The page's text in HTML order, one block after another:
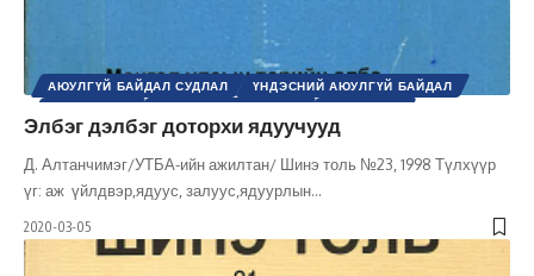
АЮУЛГҮЙ БАЙДАЛ СУДЛАЛ
ҮНДЭСНИЙ АЮУЛГҮЙ БАЙДАЛ
ШИНЭ ТОЛЬ СЭТГҮҮЛ
ЭДИЙН ЗАСАГ ЭРХ, ЭРХ ЧӨЛӨӨ
Элбэг дэлбэг доторхи ядуучууд
Д. Алтанчимэг/УТБА-ийн ажилтан/ Шинэ толь №23, 1998 Түлхүүр
үг: аж үйлдвэр,ядуус, залуус,ядуурлын…
2020-03-05